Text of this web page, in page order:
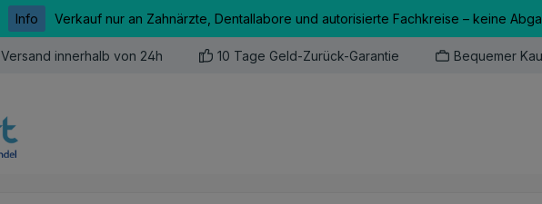
Info Verkauf nur an Zahnärzte, Dentallabore und autorisierte Fachkreise – keine
Versand innerhalb von 24h 10 Tage Geld-Zurück-Garantie Bequemer